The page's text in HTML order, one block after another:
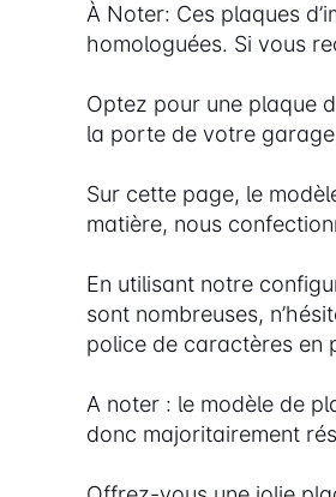
À Noter: Ces plaques
homologuées. Si vous
Optez pour une plaque
la porte de votre
Sur cette page, le
matière, nous
En utilisant notre
sont nombreuses,
police de caractères en
A noter : le modèle de
donc majoritairement